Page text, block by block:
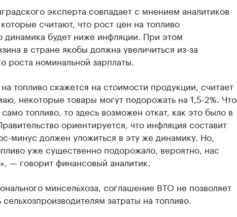
эксперта совпадает с мнением аналитиков
считают, что рост цен на топливо
динамика будет ниже инфляции. При этом
в стране якобы должна увеличиться из-за
роста номинальной зарплаты.
топливо скажется на стоимости продукции, считает
некоторые товары могут подорожать на 1,5-2%. Что
топливо, то здесь возможен откат, как это было в
ориентируется, что инфляция составит
минус должен уложиться в эту же динамику. Но,
уже существенно подорожало, вероятно, нас
— говорит финансовый аналитик.
минсельхоза, соглашение ВТО не позволяет
затраты на топливо.